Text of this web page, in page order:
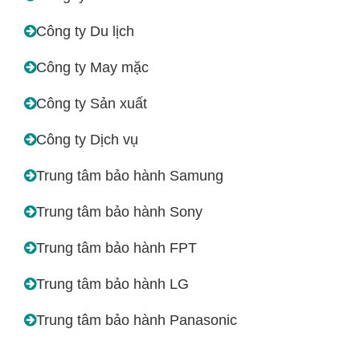
Công ty Du lịch
Công ty May mặc
Công ty Sản xuất
Công ty Dịch vụ
Trung tâm bảo hành Samung
Trung tâm bảo hành Sony
Trung tâm bảo hành FPT
Trung tâm bảo hành LG
Trung tâm bảo hành Panasonic